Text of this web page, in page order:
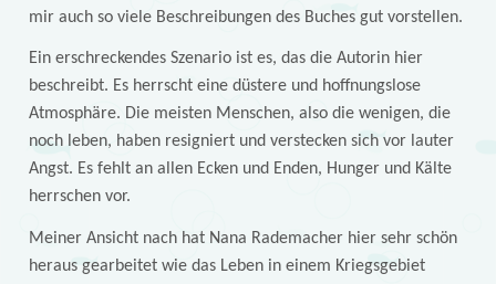
mir auch so viele Beschreibungen des Buches gut vorstellen.
Ein erschreckendes Szenario ist es, das die Autorin hier
beschreibt. Es herrscht eine düstere und hoffnungslose
Atmosphäre. Die meisten Menschen, also die wenigen, die
noch leben, haben resigniert und verstecken sich vor lauter
Angst. Es fehlt an allen Ecken und Enden, Hunger und Kälte
herrschen vor.
Meiner Ansicht nach hat Nana Rademacher hier sehr schön
heraus gearbeitet wie das Leben in einem Kriegsgebiet